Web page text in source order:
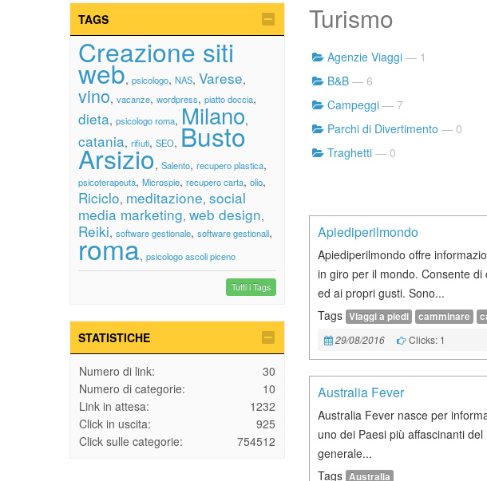
TAGS
Creazione siti
web, psicologo, NAS, Varese,
vino, vacanze, wordpress, piatto doccia,
dieta, psicologo roma, Milano,
catania, rifiuti, SEO, Busto
Arsizio, Salento, recupero plastica,
psicoterapeuta, Microspie, recupero carta, olio,
Riciclo, meditazione, social
media marketing, web design,
Reiki, software gestionale, software gestionali,
roma, psicologo ascoli piceno
Tutti i Tags
STATISTICHE
Numero di link:
30
Numero di categorie:
10
Link in attesa:
1232
Click in uscita:
925
Click sulle categorie:
754512
Turismo
Agenzie Viaggi — 1
B&B — 6
Campeggi — 7
Parchi di Divertimento — 0
Traghetti — 0
Apiediperilmondo
Apiediperilmondo offre
in giro per il mondo. Consente
ed ai propri gusti. Sono...
Tags Viaggi a piedi camminare
29/08/2016 Clicks: 1
Australia Fever
Australia Fever nasce per
uno dei Paesi più affascinanti
generale...
Tags Australia